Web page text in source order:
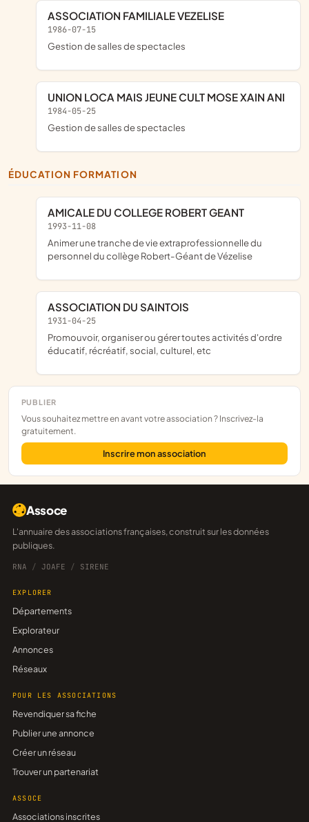
PUBLIER
Vous souhaitez mettre en avant votre association ? Inscrivez-la
gratuitement.
Inscrire mon association
ASSOCIATION FAMILIALE VEZELISE
1986-07-15
Gestion de salles de spectacles
UNION LOCA MAIS JEUNE CULT MOSE XAIN ANI
1984-05-25
Gestion de salles de spectacles
ÉDUCATION FORMATION
AMICALE DU COLLEGE ROBERT GEANT
1993-11-08
animer une tranche de vie extraprofessionnelle du
personnel du collège Robert-Géant de Vézelise
ASSOCIATION DU SAINTOIS
1931-04-25
promouvoir, organiser ou gérer toutes activités d'ordre
éducatif, récréatif, social, culturel, etc
Assoce
L'annuaire des associations françaises, construit sur les données
publiques.
RNA / JOAFE / SIRENE
EXPLORER
Départements
Explorateur
Annonces
Réseaux
POUR LES ASSOCIATIONS
Revendiquer sa fiche
Publier une annonce
Créer un réseau
Trouver un partenariat
ASSOCE
Associations inscrites